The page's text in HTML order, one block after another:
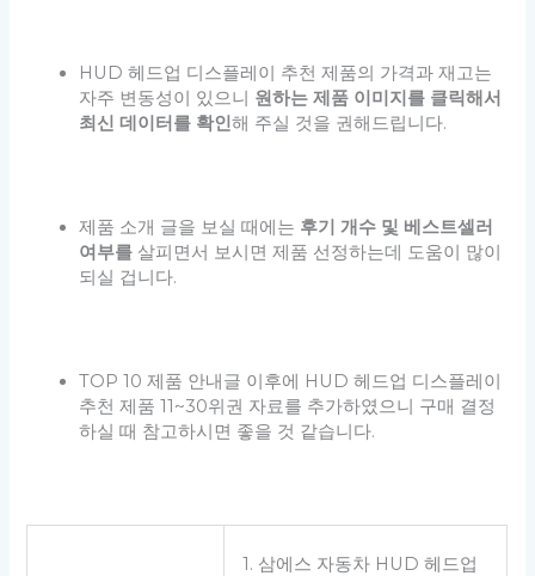
HUD 헤드업 디스플레이 추천 제품의 가격과 재고는
자주 변동성이 있으니 원하는 제품 이미지를 클릭해서
최신 데이터를 확인해 주실 것을 권해드립니다.
제품 소개 글을 보실 때에는 후기 개수 및 베스트셀러
여부를 살피면서 보시면 제품 선정하는데 도움이 많이
되실 겁니다.
TOP 10 제품 안내글 이후에 HUD 헤드업 디스플레이
추천 제품 11~30위권 자료를 추가하였으니 구매 결정
하실 때 참고하시면 좋을 것 같습니다.
1. 삼에스 자동차 HUD 헤드업